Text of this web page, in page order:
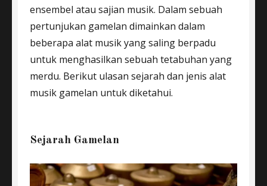
ensembel atau sajian musik. Dalam sebuah
pertunjukan gamelan dimainkan dalam
beberapa alat musik yang saling berpadu
untuk menghasilkan sebuah tetabuhan yang
merdu. Berikut ulasan sejarah dan jenis alat
musik gamelan untuk diketahui.
Sejarah Gamelan